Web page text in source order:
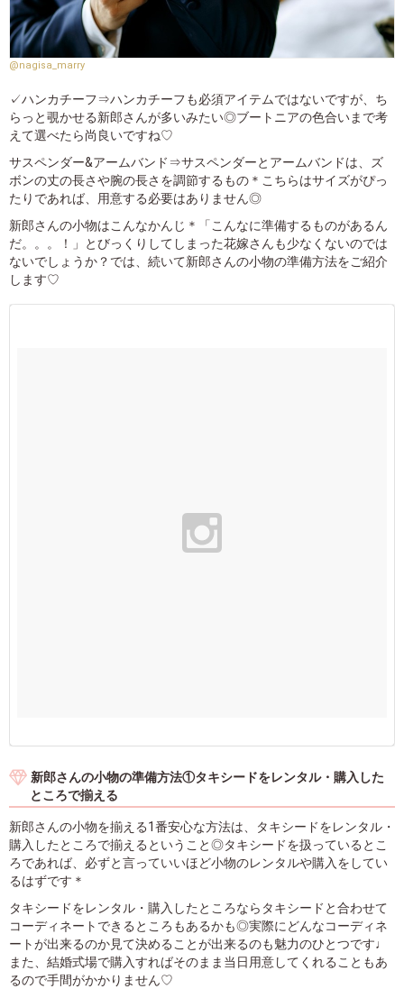
@nagisa_marry
✓ハンカチーフ⇒ハンカチーフも必須アイテムではないですが、ち
らっと覗かせる新郎さんが多いみたい◎ブートニアの色合いまで考
えて選べたら尚良いですね♡
サスペンダー&アームバンド⇒サスペンダーとアームバンドは、ズ
ボンの丈の長さや腕の長さを調節するもの＊こちらはサイズがぴっ
たりであれば、用意する必要はありません◎
新郎さんの小物はこんなかんじ＊「こんなに準備するものがあるん
だ。。。！」とびっくりしてしまった花嫁さんも少なくないのでは
ないでしょうか？では、続いて新郎さんの小物の準備方法をご紹介
します♡
新郎さんの小物の準備方法①タキシードをレンタル・購入した
ところで揃える
新郎さんの小物を揃える1番安心な方法は、タキシードをレンタル・
購入したところで揃えるということ◎タキシードを扱っているとこ
ろであれば、必ずと言っていいほど小物のレンタルや購入をしてい
るはずです＊
タキシードをレンタル・購入したところならタキシードと合わせて
コーディネートできるところもあるかも◎実際にどんなコーディネ
ートが出来るのか見て決めることが出来るのも魅力のひとつです♩
また、結婚式場で購入すればそのまま当日用意してくれることもあ
るので手間がかかりません♡